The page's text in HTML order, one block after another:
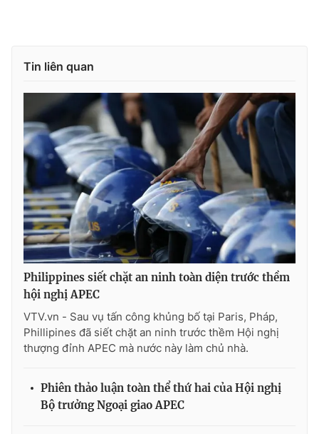
Chuyên mục khác
Emagazine Podcast
Photo Infographic
Video Shorts video
VTV Money VTV Thể thao
VTV Sức khoẻ Bất động sản
Thị trường 24h
VTV4 Vươn mình bằng AI
VTV9 VTV8
Tin liên quan
Philippines siết chặt an ninh toàn diện trước thềm
hội nghị APEC
VTV.vn - Sau vụ tấn công khủng bố tại Paris, Pháp,
Phillipines đã siết chặt an ninh trước thềm Hội nghị
thượng đỉnh APEC mà nước này làm chủ nhà.
Phiên thảo luận toàn thể thứ hai của Hội nghị
Bộ trưởng Ngoại giao APEC